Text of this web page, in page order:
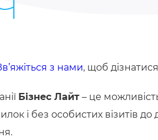
з нами, щоб
Бізнес Лайт – це
і без особистих візитів